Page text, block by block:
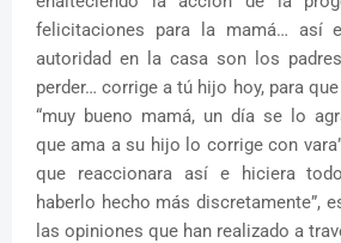
felicitaciones para la mamá… así
autoridad en la casa son los
perder… corrige a tú hijo hoy, para
“muy bueno mamá, un día se lo
que ama a su hijo lo corrige con
que reaccionara así e hiciera todo
haberlo hecho más discretamente”,
las opiniones que han realizado a